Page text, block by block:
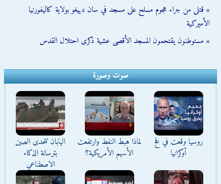
» قتلى من جراء هجوم مسلح على مسجد في سان دييغو بولاية كاليفورنيا
الأميركية
» مستوطنون يقتحمون المسجد الأقصى عشية ذكرى احتلال القدس
صوت وصورة
روسيا وقعت في فخ
أوكرانيا
لماذا هبط النفط وارتفعت
الأسهم الأمريكية؟
اليابان تتحدى الصين
بترسانة الذكاء
الاصطناعي